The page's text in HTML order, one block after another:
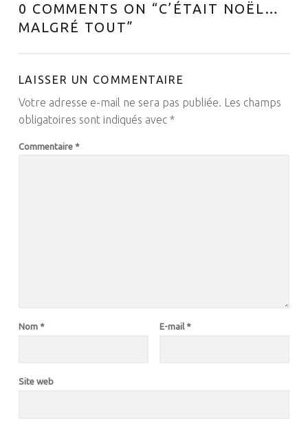
0 COMMENTS ON “C’ÉTAIT NOËL…
MALGRÉ TOUT”
LAISSER UN COMMENTAIRE
Votre adresse e-mail ne sera pas publiée. Les champs
obligatoires sont indiqués avec *
Commentaire *
Nom * E-mail *
Site web